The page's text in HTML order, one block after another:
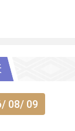
08/ 09